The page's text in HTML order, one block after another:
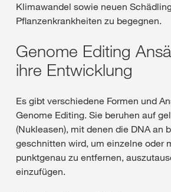
Klimawandel sowie neuen
Pflanzenkrankheiten zu begegnen.
Genome Editing
ihre Entwicklung
Es gibt verschiedene Formen und
Genome Editing. Sie beruhen auf
(Nukleasen), mit denen die DNA an
geschnitten wird, um einzelne oder
punktgenau zu entfernen,
einzufügen.